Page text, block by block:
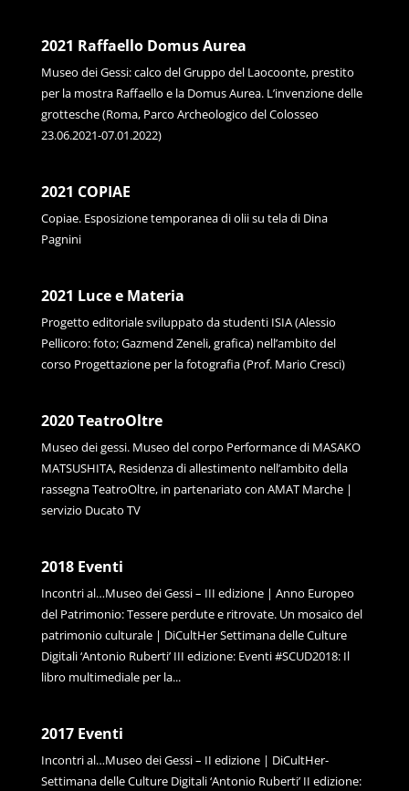
2021 Raffaello Domus Aurea
Museo dei Gessi: calco del Gruppo del Laocoonte, prestito
per la mostra Raffaello e la Domus Aurea. L’invenzione delle
grottesche (Roma, Parco Archeologico del Colosseo
23.06.2021-07.01.2022)
2021 COPIAE
Copiae. Esposizione temporanea di olii su tela di Dina
Pagnini
2021 Luce e Materia
Progetto editoriale sviluppato da studenti ISIA (Alessio
Pellicoro: foto; Gazmend Zeneli, grafica) nell’ambito del
corso Progettazione per la fotografia (Prof. Mario Cresci)
2020 TeatroOltre
Museo dei gessi. Museo del corpo Performance di MASAKO
MATSUSHITA, Residenza di allestimento nell’ambito della
rassegna TeatroOltre, in partenariato con AMAT Marche |
servizio Ducato TV
2018 Eventi
Incontri al…Museo dei Gessi – III edizione | Anno Europeo
del Patrimonio: Tessere perdute e ritrovate. Un mosaico del
patrimonio culturale | DiCultHer Settimana delle Culture
Digitali ‘Antonio Ruberti’ III edizione: Eventi #SCUD2018: Il
libro multimediale per la...
2017 Eventi
Incontri al…Museo dei Gessi – II edizione | DiCultHer-
Settimana delle Culture Digitali ‘Antonio Ruberti’ II edizione: